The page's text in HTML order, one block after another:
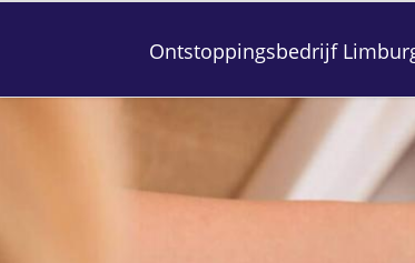
Ontstoppingsbedrijf